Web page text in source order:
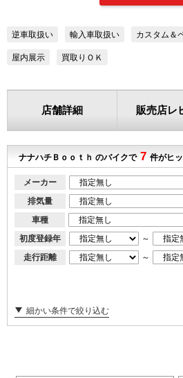
逆車取扱い 輸入車取扱い カスタム＆
屋内展示 買取りＯＫ
店舗詳細 販売店レ
ナナハチＢｏｏｔｈ のバイクで 7 件がヒ
メーカー
排気量
車種
初度登録年
～
走行距離
～
細かい条件で絞り込む